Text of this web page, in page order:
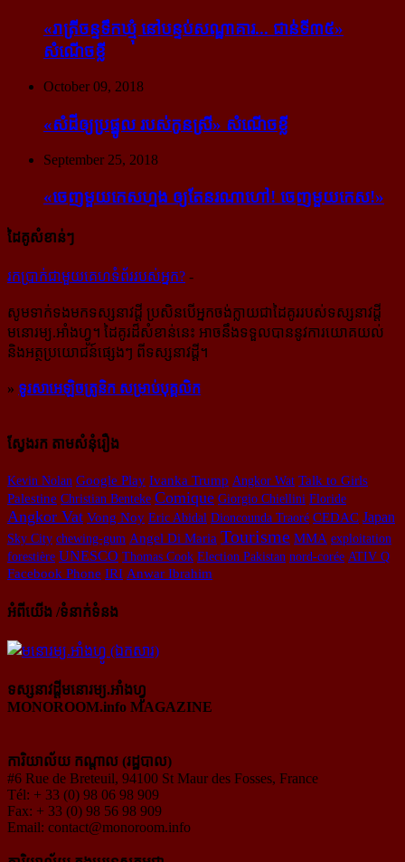
«រាត្រីចន្ទទឹកឃ្មុំ នៅបន្ទប់សណ្ឋាគារ... ជាន់ទី៣៥»
សំណើចខ្លី
October 09, 2018
«សំដី​ឲ្យ​ប្រផ្នូល របស់​កូនស្រី» សំណើចខ្លី
September 25, 2018
«ចេញ​មួយ​កេស​ហ្មង ឲ្យ​តែ​នរណា​ហៅ! ចេញ​មួយ​កេស!»
ដៃគូសំខាន់ៗ
រក​​ប្រាក់​​ជា​​មួយ​​គេហទំព័រ​​របស់​​អ្នក? -
សូម​ទាក់ទង​មក​ទស្សនាវដ្ដី ប្រសិន​បើ​អ្នក​ចង់​ក្លាយ​ជា​ដៃគូរ​របស់​ទស្សនាវដ្ដី​
មនោរម្យ.អាំងហ្វូ។ ដៃ​គូរ​ដ៏​សំខាន់​នេះ អាច​នឹង​ទទួល​បាន​នូវ​ការ​យោគយល់
និង​អត្ថ​ប្រយោជន៍​ផ្សេងៗ ពីទស្សនាវដ្ដី។
» ទូរសាអេឡិចត្រូនិក សម្រាប់បុគ្គលិក
ស្វែងរក តាមសំនុំរឿង
Kevin Nolan Google Play Ivanka Trump Angkor Wat Talk to Girls
Palestine Christian Benteke Comique Giorgio Chiellini Floride
Angkor Vat Vong Noy Eric Abidal Dioncounda Traoré CEDAC Japan
Sky City chewing-gum Angel Di Maria Tourisme MMA exploitation
forestière UNESCO Thomas Cook Election Pakistan nord-corée ATIV Q
Facebook Phone IRI Anwar Ibrahim
អំពីយើង /ទំនាក់ទំនង
ទស្សនាវដ្ដីមនោរម្យ.អាំងហ្វូ
MONOROOM.info MAGAZINE
ការិយាល័យ កណ្ដាល (រដ្ឋបាល)
#6 Rue de Breteuil, 94100 St Maur des Fosses, France
Tél: + 33 (0) 98 06 98 909
Fax: + 33 (0) 98 56 98 909
Email: contact@monoroom.info